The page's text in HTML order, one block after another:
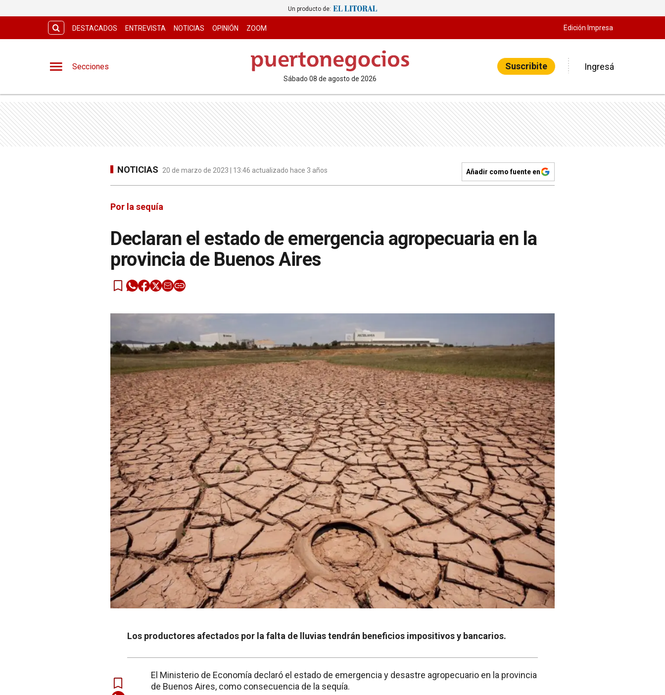
Un producto de:
DESTACADOS ENTREVISTA NOTICIAS OPINIÓN ZOOM Edición Impresa
Secciones
sábado 08 de agosto de 2026
Suscribite Ingresá
NOTICIAS 20 de marzo de 2023 | 13:46 actualizado hace 3 años Añadir como fuente en
Por la sequía
Declaran el estado de emergencia agropecuaria en la
provincia de Buenos Aires
Los productores afectados por la falta de lluvias tendrán beneficios impositivos y bancarios.
El Ministerio de Economía declaró el estado de emergencia y desastre agropecuario en la provincia
de Buenos Aires, como consecuencia de la sequía.